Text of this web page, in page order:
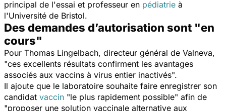
principal de l'essai et professeur en pédiatrie à
l'Université de Bristol.
Des demandes d’autorisation sont "en
cours"
Pour Thomas Lingelbach, directeur général de Valneva,
"ces excellents résultats confirment les avantages
associés aux vaccins à virus entier inactivés".
Il ajoute que le laboratoire souhaite faire enregistrer son
candidat vaccin "le plus rapidement possible" afin de
"proposer une solution vaccinale alternative aux